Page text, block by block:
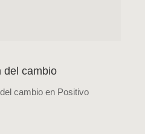
del cambio
cambio en Positivo